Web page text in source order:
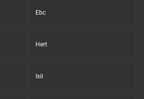
Ebc
Hert
Ixil